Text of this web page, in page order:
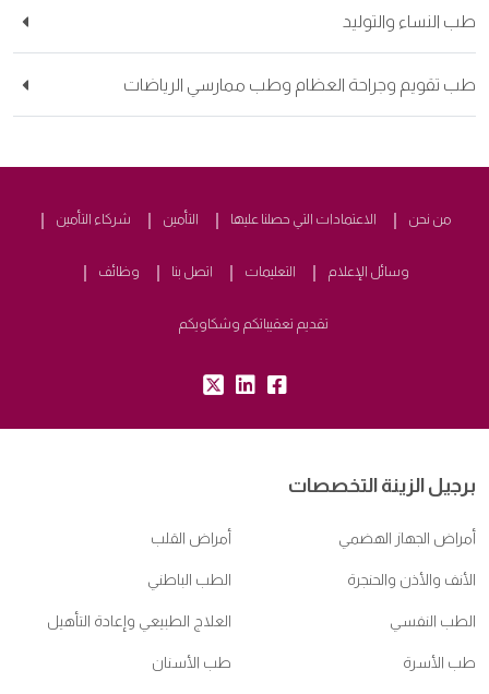
النساء والتوليد
تقويم وجراحة العظام وطب ممارسي الرياضات
من نحن الاعتمادات التي حصلنا عليها التأمين شركاء التأمين
وسائل الإعلام التعليمات اتصل بنا وظائف
تقديم تعقيباتكم وشكاويكم
lk:
tw:
الزينة التخصصات
الجهاز الهضمي أمراض القلب
والأذن والحنجرة الطب الباطني
النفسي العلاج الطبيعي وإعادة التأهيل
الأسرة طب الأسنان